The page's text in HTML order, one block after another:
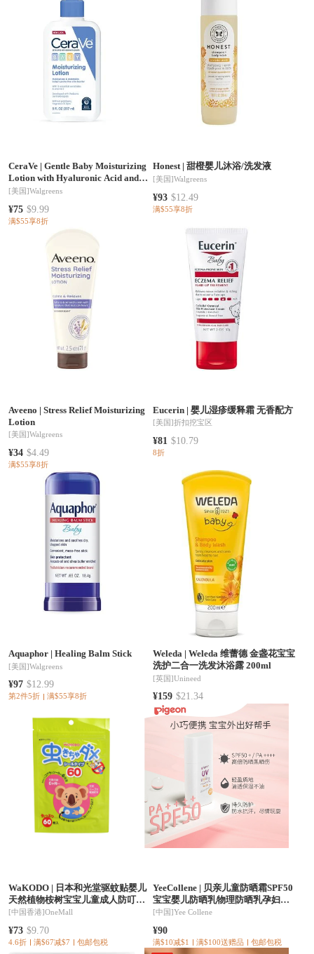
CeraVe| Gentle Baby Moisturizing
Lotion with Hyaluronic Acid and
Ceramides
[美国]Walgreens
¥75 $9.99
满$55享8折
Honest|甜橙婴儿沐浴/洗发液
[美国]Walgreens
¥93 $12.49
满$55享8折
Aveeno | Stress Relief Moisturizing
Lotion
[美国]Walgreens
¥34 $4.49
满$55享8折
Eucerin |婴儿湿疹缓释霜 无香配方
[美国]折扣挖宝区
¥81 $10.79
8折
Aquaphor| Healing Balm Stick
[美国]Walgreens
¥97 $12.99
第2件5折 满$55享8折
Weleda |Weleda 维蕾德 金盏花宝宝
洗护二合一洗发沐浴露 200ml
[英国]Unineed
¥159 $21.34
WaKODO| 日本和光堂驱蚊贴婴儿
天然植物桉树宝宝儿童成人防叮咬
贴片
[中国香港]OneMall
¥73 $9.70
4.6折 满$67减$7 包邮包税
YeeCollene | 贝亲儿童防晒霜SPF50
宝宝婴儿防晒乳物理防晒乳孕妇防
水清透18g/20g/30g SPF50+
[中国]Yee Collene
¥90
满$10减$1 满$100送赠品 包邮包税